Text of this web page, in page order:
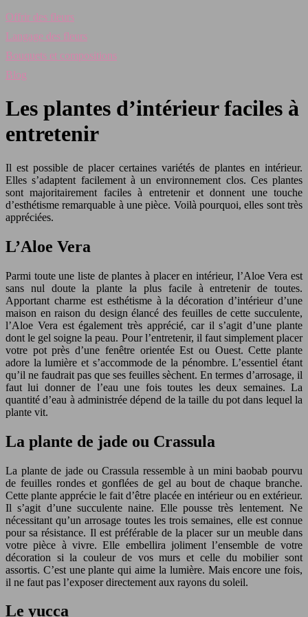
Offrir des fleurs
Langage des fleurs
Bouquets et compositions
Blog
Les plantes d’intérieur faciles à
entretenir
Il est possible de placer certaines variétés de plantes en intérieur.
Elles s’adaptent facilement à un environnement clos. Ces plantes
sont majoritairement faciles à entretenir et donnent une touche
d’esthétisme remarquable à une pièce. Voilà pourquoi, elles sont très
appréciées.
L’Aloe Vera
Parmi toute une liste de plantes à placer en intérieur, l’Aloe Vera est
sans nul doute la plante la plus facile à entretenir de toutes.
Apportant charme est esthétisme à la décoration d’intérieur d’une
maison en raison du design élancé des feuilles de cette succulente,
l’Aloe Vera est également très apprécié, car il s’agit d’une plante
dont le gel soigne la peau. Pour l’entretenir, il faut simplement placer
votre pot près d’une fenêtre orientée Est ou Ouest. Cette plante
adore la lumière et s’accommode de la pénombre. L’essentiel étant
qu’il ne faudrait pas que ses feuilles sèchent. En termes d’arrosage, il
faut lui donner de l’eau une fois toutes les deux semaines. La
quantité d’eau à administrée dépend de la taille du pot dans lequel la
plante vit.
La plante de jade ou Crassula
La plante de jade ou Crassula ressemble à un mini baobab pourvu
de feuilles rondes et gonflées de gel au bout de chaque branche.
Cette plante apprécie le fait d’être placée en intérieur ou en extérieur.
Il s’agit d’une succulente naine. Elle pousse très lentement. Ne
nécessitant qu’un arrosage toutes les trois semaines, elle est connue
pour sa résistance. Il est préférable de la placer sur un meuble dans
votre pièce à vivre. Elle embellira joliment l’ensemble de votre
décoration si la couleur de vos murs et celle du mobilier sont
assortis. C’est une plante qui aime la lumière. Mais encore une fois,
il ne faut pas l’exposer directement aux rayons du soleil.
Le yucca